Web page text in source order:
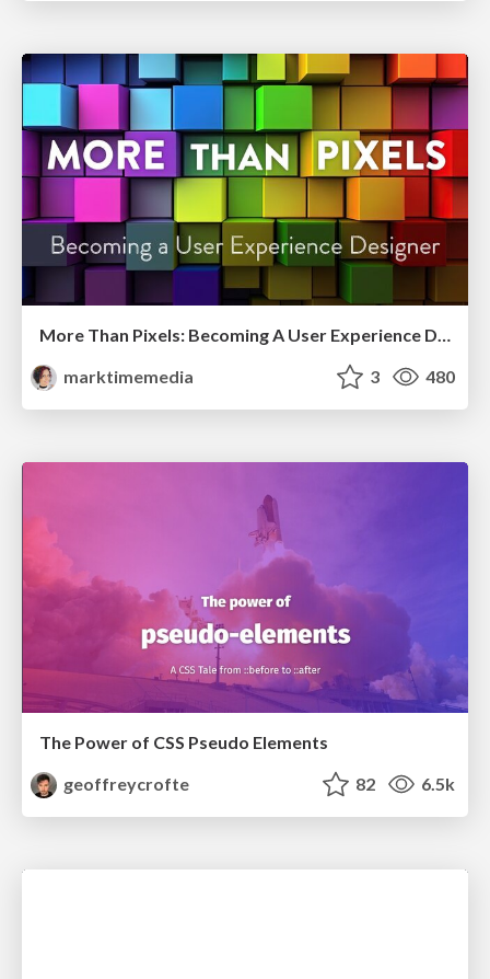
More Than Pixels: Becoming A User Experience Designer
marktimemedia
3 480
The Power of CSS Pseudo Elements
geoffreycrofte
82 6.5k